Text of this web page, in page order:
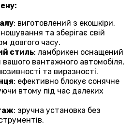
: виготовлений з екошкіри,
та зберігає свій
довгого часу.
стиль: ламбрикен оснащений
вантажного автомобіля,
та виразності.
: ефективно блокує сонячне
втому під час далеких
: зручна установка без